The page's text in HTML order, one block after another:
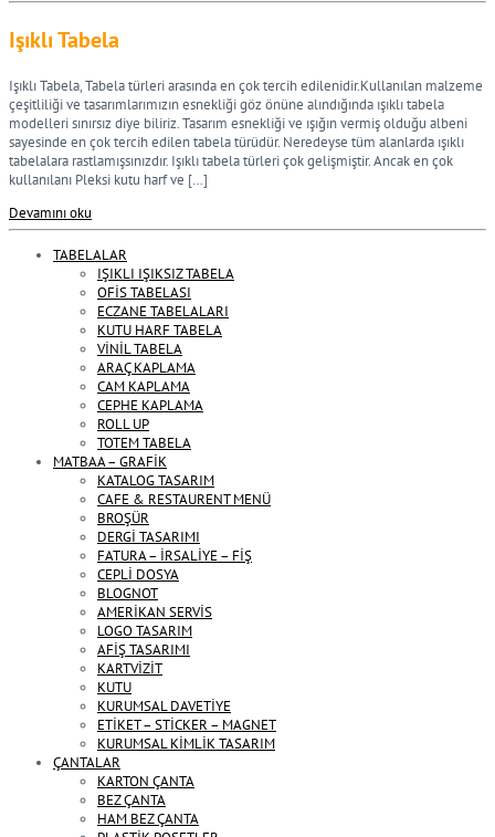
Işıklı Tabela
Işıklı Tabela, Tabela türleri arasında en çok tercih edilenidir.Kullanılan malzeme
çeşitliliği ve tasarımlarımızın esnekliği göz önüne alındığında ışıklı tabela
modelleri sınırsız diye biliriz. Tasarım esnekliği ve ışığın vermiş olduğu albeni
sayesinde en çok tercih edilen tabela türüdür. Neredeyse tüm alanlarda ışıklı
tabelalara rastlamışsınızdır. Işıklı tabela türleri çok gelişmiştir. Ancak en çok
kullanılanı Pleksi kutu harf ve […]
Devamını oku
TABELALAR
IŞIKLI IŞIKSIZ TABELA
OFİS TABELASI
ECZANE TABELALARI
KUTU HARF TABELA
VİNİL TABELA
ARAÇ KAPLAMA
CAM KAPLAMA
CEPHE KAPLAMA
ROLL UP
TOTEM TABELA
MATBAA – GRAFİK
KATALOG TASARIM
CAFE & RESTAURENT MENÜ
BROŞÜR
DERGİ TASARIMI
FATURA – İRSALİYE – FİŞ
CEPLİ DOSYA
BLOGNOT
AMERİKAN SERVİS
LOGO TASARIM
AFİŞ TASARIMI
KARTVİZİT
KUTU
KURUMSAL DAVETİYE
ETİKET – STİCKER – MAGNET
KURUMSAL KİMLİK TASARIM
ÇANTALAR
KARTON ÇANTA
BEZ ÇANTA
HAM BEZ ÇANTA